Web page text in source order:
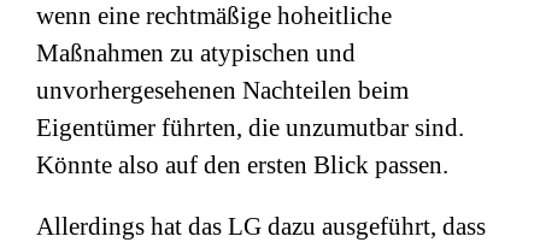
wenn eine rechtmäßige hoheitliche
Maßnahmen zu atypischen und
unvorhergesehenen Nachteilen beim
Eigentümer führten, die unzumutbar sind.
Könnte also auf den ersten Blick passen.
Allerdings hat das LG dazu ausgeführt, dass